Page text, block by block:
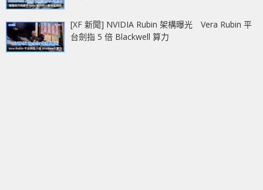
[XF 新聞] NVIDIA Rubin 架構曝光 Vera Rubin 平
台劍指 5 倍 Blackwell 算力